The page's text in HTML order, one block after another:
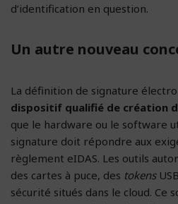
d’identification en question.
Un autre nouveau
La définition de signature
dispositif qualifié de création
que le hardware ou le software
signature doit répondre aux
règlement eIDAS. Les outils
des cartes à puce, des tokens
sécurité situés dans le cloud. Ce